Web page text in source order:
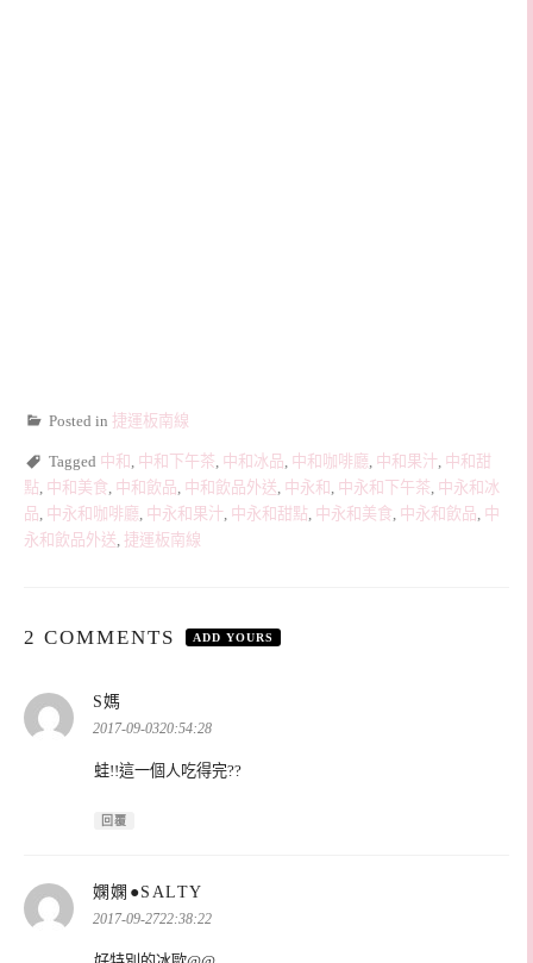
Posted in 捷運板南線
Tagged 中和 中和下午茶 中和冰品 中和咖啡廳 中和果汁 中和甜
點 中和美食 中和飲品 中和飲品外送 中永和 中永和下午茶 中永和冰
品 中永和咖啡廳 中永和果汁 中永和甜點 中永和美食 中永和飲品 中
永和飲品外送 捷運板南線
2 COMMENTS ADD YOURS
S媽
示:
2017-09-0320:54:28
蛙!!這一個人吃得完??
回覆
嫻嫻●SALTY
示:
2017-09-2722:38:22